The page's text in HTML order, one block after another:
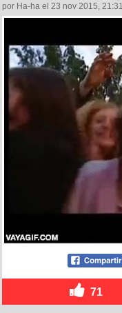
por Ha-ha el 23 nov 2015, 21:31
71